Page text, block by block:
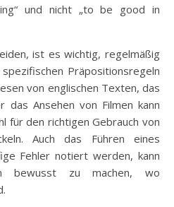
und nicht „to be good in
ist es wichtig, regelmäßig
Präpositionsregeln
von englischen Texten, das
Ansehen von Filmen kann
für den richtigen Gebrauch von
Auch das Führen eines
Fehler notiert werden, kann
bewusst zu machen, wo